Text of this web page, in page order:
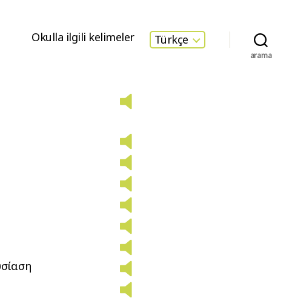
Okulla ilgili kelimeler Türkçe
arama